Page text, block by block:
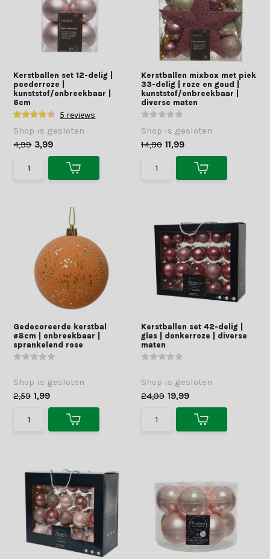
Kerstballen set 12-delig |
poederroze |
kunststof/onbreekbaar |
6cm
5 reviews
Shop is gesloten
4,99 3,99
Kerstballen mixbox met piek
33-delig | roze en goud |
kunststof/onbreekbaar |
diverse maten
Shop is gesloten
14,90 11,99
Gedecoreerde kerstbal
ø8cm | onbreekbaar |
sprankelend rose
Shop is gesloten
2,59 1,99
Kerstballen set 42-delig |
glas | donkerroze | diverse
maten
Shop is gesloten
24,99 19,99